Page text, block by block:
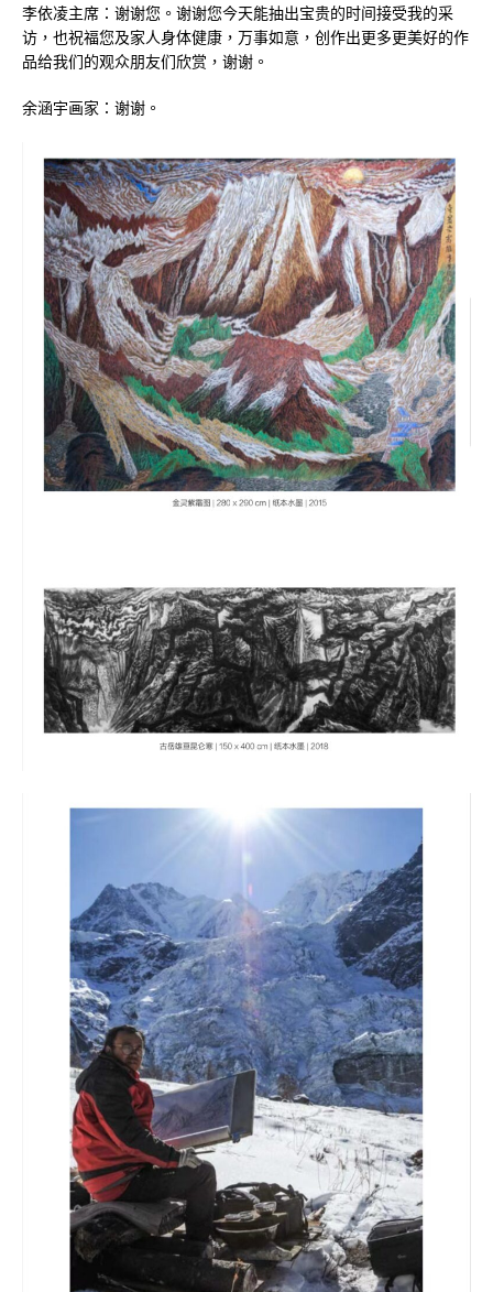
李依凌主席：谢谢您。谢谢您今天能抽出宝贵的时间接受我的采
访，也祝福您及家人身体健康，万事如意，创作出更多更美好的作
品给我们的观众朋友们欣赏，谢谢。
余涵宇画家：谢谢。